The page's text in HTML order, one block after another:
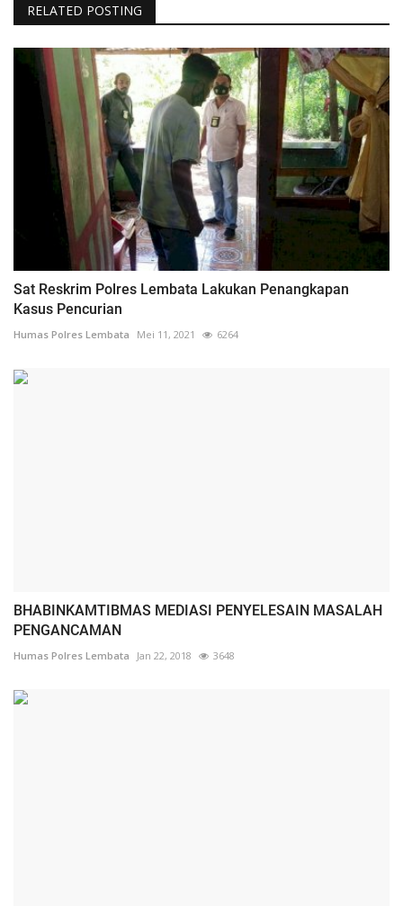
RELATED POSTING
Sat Reskrim Polres Lembata Lakukan Penangkapan
Kasus Pencurian
Humas Polres Lembata Mei 11, 2021 6264
BHABINKAMTIBMAS MEDIASI PENYELESAIN MASALAH
PENGANCAMAN
Humas Polres Lembata Jan 22, 2018 3648